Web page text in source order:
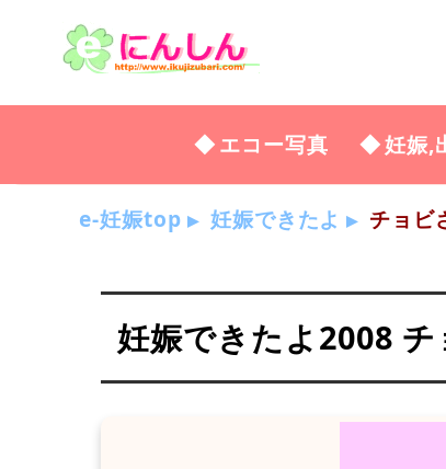
エコー写真 妊娠,
e-妊娠top 妊娠できたよ チョビ
妊娠できたよ2008 チ